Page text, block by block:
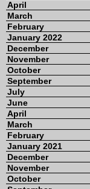
April
March
February
January 2022
December
November
October
September
July
June
April
March
February
January 2021
December
November
October